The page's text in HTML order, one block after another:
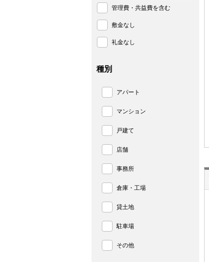
管理費・共益費を含む
敷金なし
礼金なし
種別
アパート
マンション
戸建て
店舗
事務所
倉庫・工場
貸土地
駐車場
その他